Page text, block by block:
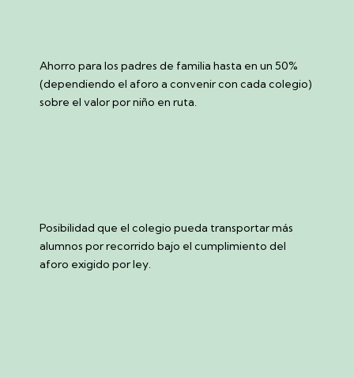
Ahorro para los padres de familia hasta en un 50%
(dependiendo el aforo a convenir con cada colegio)
sobre el valor por niño en ruta.
Posibilidad que el colegio pueda transportar más
alumnos por recorrido bajo el cumplimiento del
aforo exigido por ley.